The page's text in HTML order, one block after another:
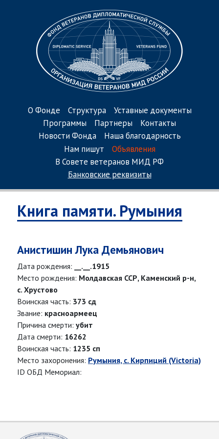
О Фонде Структура
Уставные документы
Программы
Партнеры
Контакты
Новости Фонда
Наша благодарность
Нам пишут
Объявления
В Совете ветеранов МИД РФ
Банковские реквизиты
Книга памяти. Румыния
Анистишин Лука Демьянович
Дата рождения:
__.__.1915
Место рождения: Молдавская ССР, Каменский р-н,
с. Хрустово
Воинская часть: 373 сд
Звание: красноармеец
Причина смерти: убит
Дата смерти: 16262
Воинская часть: 1235 сп
Место захоронения: Румыния, с. Кирпиций (Victoria)
ID ОБД Мемориал: